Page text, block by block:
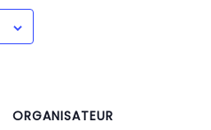
ORGANISATEUR